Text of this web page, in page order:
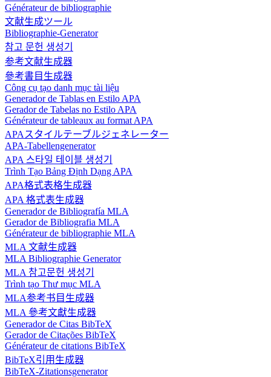
Générateur de bibliographie
文献生成ツール
Bibliographie-Generator
참고 문헌 생성기
参考文献生成器
參考書目生成器
Công cụ tạo danh mục tài liệu
Generador de Tablas en Estilo APA
Gerador de Tabelas no Estilo APA
Générateur de tableaux au format APA
APAスタイルテーブルジェネレーター
APA-Tabellengenerator
APA 스타일 테이블 생성기
Trình Tạo Bảng Định Dạng APA
APA格式表格生成器
APA 格式表生成器
Generador de Bibliografía MLA
Gerador de Bibliografia MLA
Générateur de bibliographie MLA
MLA 文献生成器
MLA Bibliographie Generator
MLA 참고문헌 생성기
Trình tạo Thư mục MLA
MLA参考书目生成器
MLA 參考文獻生成器
Generador de Citas BibTeX
Gerador de Citações BibTeX
Générateur de citations BibTeX
BibTeX引用生成器
BibTeX-Zitationsgenerator